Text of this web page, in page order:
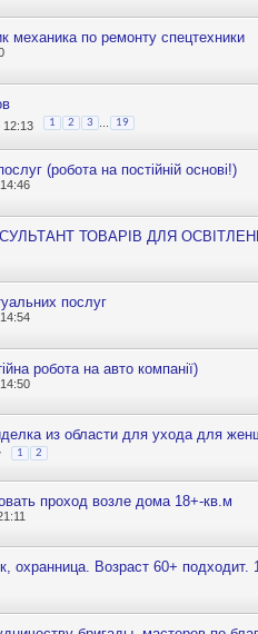
механика по ремонту спецтехники
12:13 1 2 3 19
(робота на постійній основі!)
ТОВАРІВ ДЛЯ
послуг
робота на авто компанії)
из области для ухода для
1 2
проход возле дома 18+-кв.м
охранница. Возраст 60+